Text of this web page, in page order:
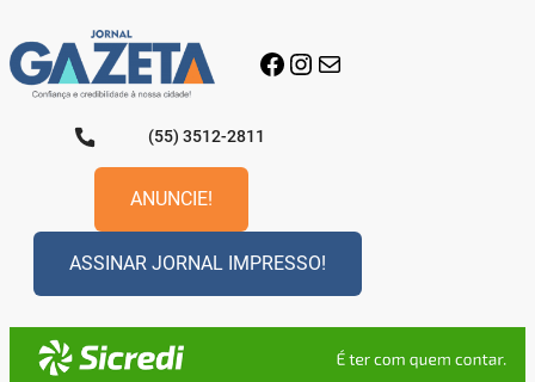
para
o
conteúdo
Facebook
Instagram
E-mail
(55) 3512-2811
ANUNCIE!
ASSINAR JORNAL IMPRESSO!